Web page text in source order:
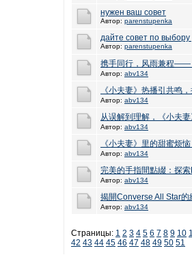
нужен ваш совет
Автор: parenstupenka
дайте совет по выбору
Автор: parenstupenka
携手同行，风雨兼程——
Автор: abv134
《小夫妻》热播引共鸣
Автор: abv134
从误解到理解，《小夫
Автор: abv134
《小夫妻》里的甜蜜烦恼
Автор: abv134
完美的手指間點綴：探
Автор: abv134
揭開Converse All Star的
Автор: abv134
Страницы: 1 2 3 4 5 6 7 8 9 10
42 43 44 45 46 47 48 49 50 51